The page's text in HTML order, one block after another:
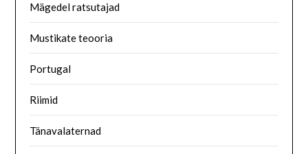
Mägedel ratsutajad
Mustikate teooria
Portugal
Riimid
Tänavalaternad